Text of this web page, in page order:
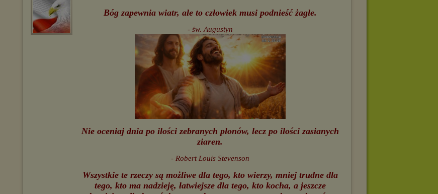
Bóg zapewnia wiatr, ale to człowiek musi podnieść żagle.
- św. Augustyn
Nie oceniaj dnia po ilości zebranych plonów, lecz po ilości zasianych
ziaren.
- Robert Louis Stevenson
Wszystkie te rzeczy są możliwe dla tego, kto wierzy, mniej trudne dla
tego, kto ma nadzieję, łatwiejsze dla tego, kto kocha, a jeszcze